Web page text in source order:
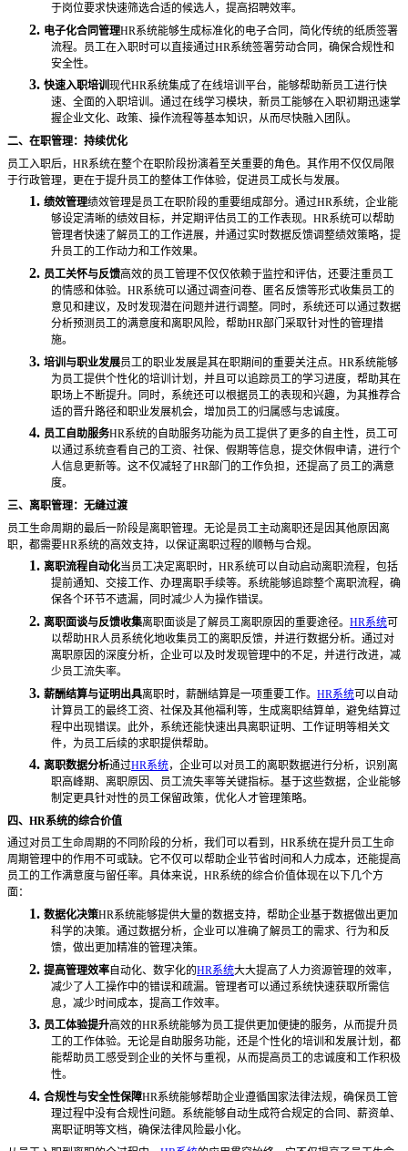
于岗位要求快速筛选合适的候选人，提高招聘效率。
2. 电子化合同管理HR系统能够生成标准化的电子合同，简化传统的纸质签署
流程。员工在入职时可以直接通过HR系统签署劳动合同，确保合规性和
安全性。
3. 快速入职培训 现代HR系统集成了在线培训平台，能够帮助新员工进行快
速、全面的入职培训。通过在线学习模块，新员工能够在入职初期迅速掌
握企业文化、政策、操作流程等基本知识，从而尽快融入团队。
二、在职管理：持续优化
员工入职后， HR系统在整个在职阶段扮演着至关重要的角色。其作用不仅仅局限
于行政管理，更在于提升员工的整体工作体验，促进员工成长与发展。
1. 绩效管理绩效管理是员工在职阶段的重要组成部分。通过HR系统，企业能
够设定清晰的绩效目标，并定期评估员工的工作表现。HR系统可以帮助
管理者快速了解员工的工作进展，并通过实时数据反馈调整绩效策略，提
升员工的工作动力和工作效果。
2. 员工关怀与反馈高效的员工管理不仅仅依赖于监控和评估，还要注重员工
的情感和体验。 HR系统可以通过调查问卷、匿名反馈等形式收集员工的
意见和建议，及时发现潜在问题并进行调整。同时，系统还可以通过数据
分析预测员工的满意度和离职风险，帮助HR部门采取针对性的管理措
施。
3. 培训与职业发展员工的职业发展是其在职期间的重要关注点。 HR系统能够
为员工提供个性化的培训计划，并且可以追踪员工的学习进度，帮助其在
职场上不断提升。同时，系统还可以根据员工的表现和兴趣，为其推荐合
适的晋升路径和职业发展机会，增加员工的归属感与忠诚度。
4. 员工自助服务HR系统的自助服务功能为员工提供了更多的自主性，员工可
以通过系统查看自己的工资、社保、假期等信息，提交休假申请，进行个
人信息更新等。这不仅减轻了HR部门的工作负担，还提高了员工的满意
度。
三、离职管理：无缝过渡
员工生命周期的最后一阶段是离职管理。无论是员工主动离职还是因其他原因离
职，都需要HR系统的高效支持，以保证离职过程的顺畅与合规。
1. 离职流程自动化当员工决定离职时， HR系统可以自动启动离职流程，包括
提前通知、交接工作、办理离职手续等。系统能够追踪整个离职流程，确
保各个环节不遗漏，同时减少人为操作错误。
2. 离职面谈与反馈收集离职面谈是了解员工离职原因的重要途径。 HR系统可
以帮助HR人员系统化地收集员工的离职反馈，并进行数据分析。通过对
离职原因的深度分析，企业可以及时发现管理中的不足，并进行改进，减
少员工流失率。
3. 薪酬结算与证明出具离职时，薪酬结算是一项重要工作。 HR系统可以自动
计算员工的最终工资、社保及其他福利等，生成离职结算单，避免结算过
程中出现错误。此外，系统还能快速出具离职证明、工作证明等相关文
件，为员工后续的求职提供帮助。
4. 离职数据分析通过HR系统，企业可以对员工的离职数据进行分析，识别离
职高峰期、离职原因、员工流失率等关键指标。基于这些数据，企业能够
制定更具针对性的员工保留政策，优化人才管理策略。
四、 HR系统的综合价值
通过对员工生命周期的不同阶段的分析，我们可以看到， HR系统在提升员工生命
周期管理中的作用不可或缺。它不仅可以帮助企业节省时间和人力成本，还能提高
员工的工作满意度与留任率。具体来说，HR系统的综合价值体现在以下几个方
面：
1. 数据化决策HR系统能够提供大量的数据支持，帮助企业基于数据做出更加
科学的决策。通过数据分析，企业可以准确了解员工的需求、行为和反
馈，做出更加精准的管理决策。
2. 提高管理效率自动化、数字化的HR系统大大提高了人力资源管理的效率，
减少了人工操作中的错误和疏漏。管理者可以通过系统快速获取所需信
息，减少时间成本，提高工作效率。
3. 员工体验提升高效的HR系统能够为员工提供更加便捷的服务，从而提升员
工的工作体验。无论是自助服务功能，还是个性化的培训和发展计划，都
能帮助员工感受到企业的关怀与重视，从而提高员工的忠诚度和工作积极
性。
4. 合规性与安全性保障HR系统能够帮助企业遵循国家法律法规，确保员工管
理过程中没有合规性问题。系统能够自动生成符合规定的合同、薪资单、
离职证明等文档，确保法律风险最小化。